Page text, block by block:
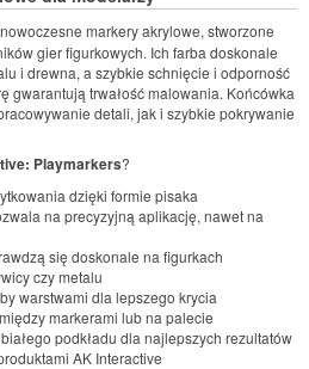
markery akrylowe, stworzone
gier figurkowych. Ich farba doskonale
i drewna, a szybkie schnięcie i odporność
gwarantują trwałość malowania. Końcówka
detali, jak i szybkie pokrywanie
Playmarkers?
dzięki formie pisaka
na precyzyjną aplikację, nawet na
się doskonale na figurkach
czy metalu
warstwami dla lepszego krycia
markerami lub na palecie
podkładu dla najlepszych rezultatów
AK Interactive